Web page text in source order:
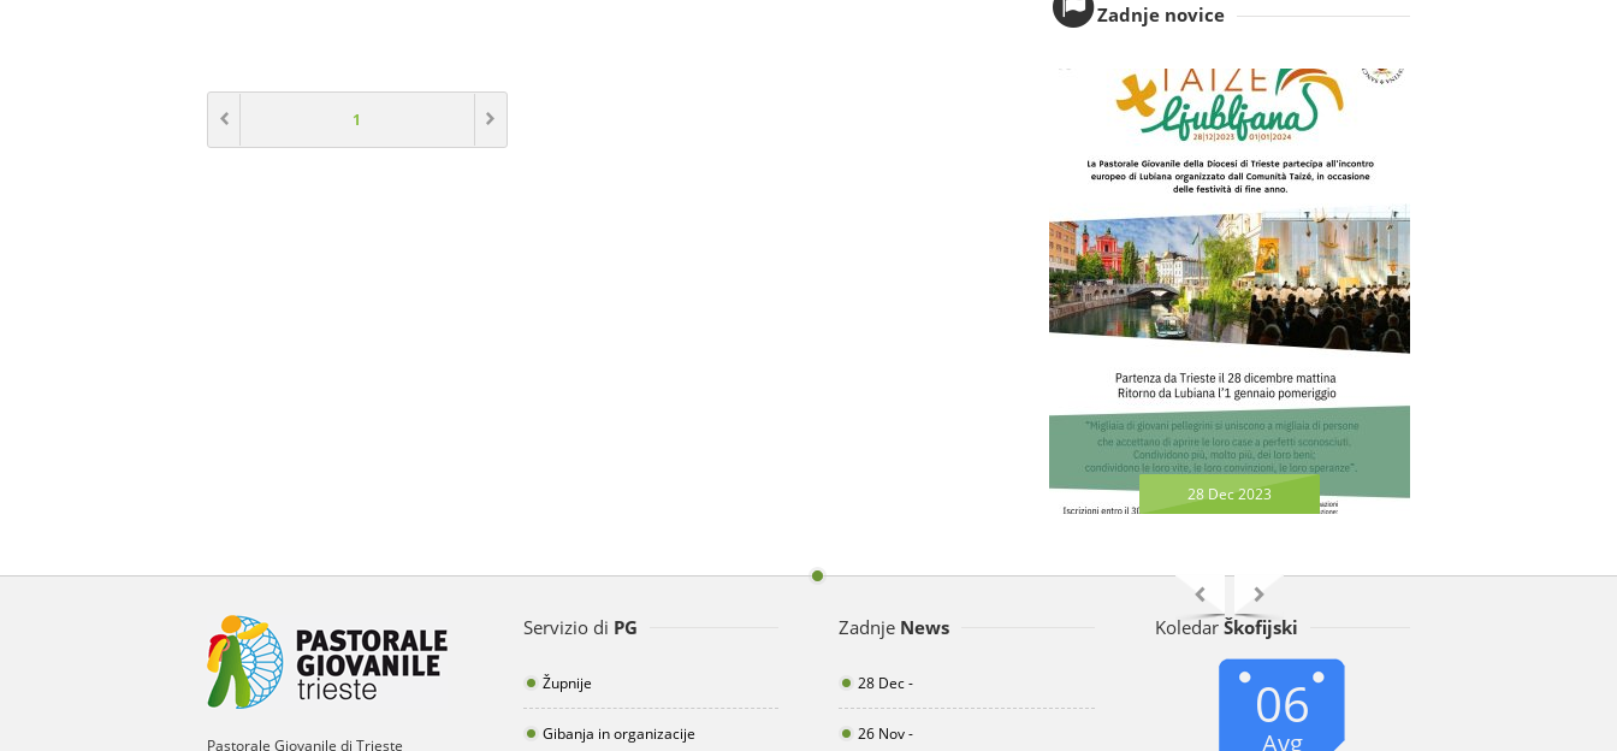
1
Zadnje novice
28 Dec 2023
Pastorale Giovanile di Trieste
Servizio di PG
Župnije
Gibanja in organizacije
Zadnje News
28 Dec -
26 Nov -
Koledar Škofijski
06
Avg